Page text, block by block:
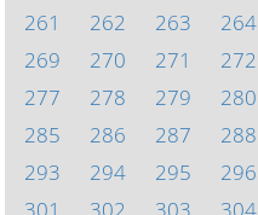
261
262 263 264
269
270 271 272
277
278 279 280
285
286 287 288
293
294 295 296